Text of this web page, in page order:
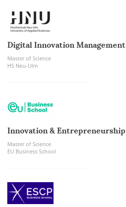
Digital Innovation Management
Master of Science
HS Neu-Ulm
Innovation & Entrepreneurship
Master of Science
EU Business School